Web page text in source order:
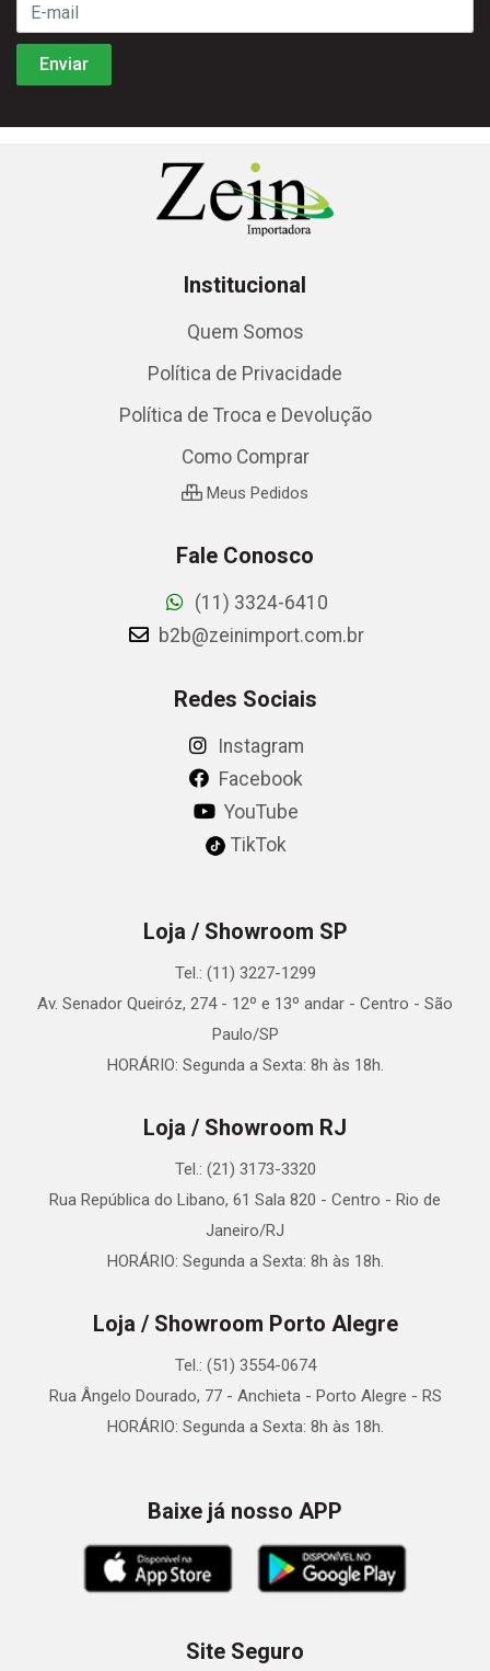
Institucional
Quem Somos
Política de Privacidade
Política de Troca e Devolução
Como Comprar
Meus Pedidos
Fale Conosco
(11) 3324-6410
b2b@zeinimport.com.br
Redes Sociais
Instagram
Facebook
YouTube
TikTok
Loja / Showroom SP
Tel.: (11) 3227-1299
Av. Senador Queiróz, 274 - 12º e 13º andar - Centro - São
Paulo/SP
HORÁRIO: Segunda a Sexta: 8h às 18h.
Loja / Showroom RJ
Tel.: (21) 3173-3320
Rua República do Libano, 61 Sala 820 - Centro - Rio de
Janeiro/RJ
HORÁRIO: Segunda a Sexta: 8h às 18h.
Loja / Showroom Porto Alegre
Tel.: (51) 3554-0674
Rua Ângelo Dourado, 77 - Anchieta - Porto Alegre - RS
HORÁRIO: Segunda a Sexta: 8h às 18h.
Baixe já nosso APP
Site Seguro